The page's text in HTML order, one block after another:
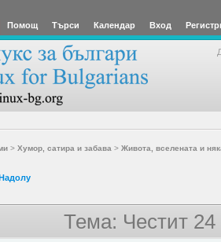
Помощ Търси Календар Вход
> Хумор, сатира и забава > Живота, вселената и
Тема: Честит